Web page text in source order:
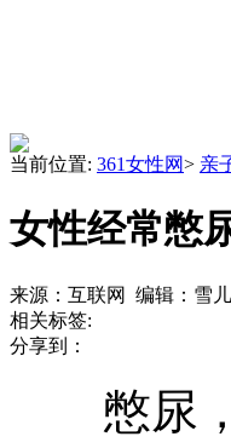
当前位置: 361女性网> 亲
女性经常憋
来源：互联网 编辑：雪
相关标签:
分享到：
憋尿，